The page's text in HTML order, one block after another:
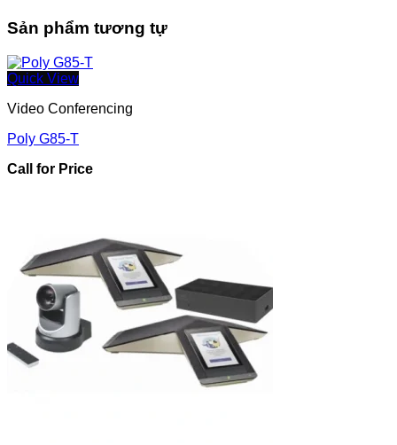
Sản phẩm tương tự
Quick View
Video Conferencing
Poly G85-T
Call for Price